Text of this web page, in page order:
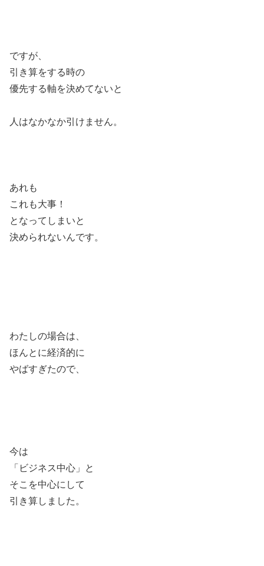
ですが、
引き算をする時の
優先する軸を決めてないと
人はなかなか引けません。
あれも
これも大事！
となってしまいと
決められないんです。
わたしの場合は、
ほんとに経済的に
やばすぎたので、
今は
「ビジネス中心」と
そこを中心にして
引き算しました。